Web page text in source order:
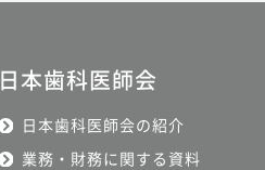
日本歯科医師会
日本歯科医師会の紹介
業務・財務に関する資料